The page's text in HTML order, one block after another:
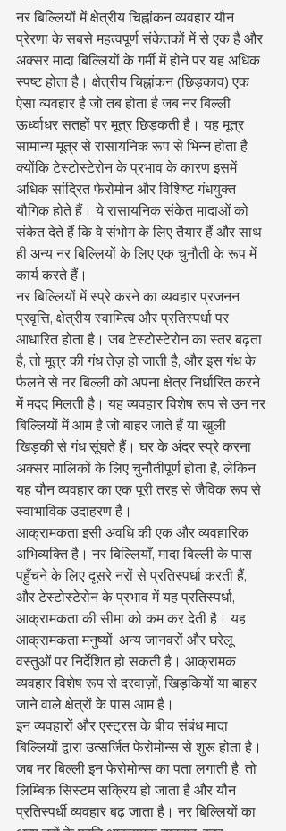
नर बिल्लियों में क्षेत्रीय चिह्नांकन व्यवहार यौन
प्रेरणा के सबसे महत्वपूर्ण संकेतकों में से एक है और
अक्सर मादा बिल्लियों के गर्मी में होने पर यह अधिक
स्पष्ट होता है। क्षेत्रीय चिह्नांकन (छिड़काव) एक
ऐसा व्यवहार है जो तब होता है जब नर बिल्ली
ऊर्ध्वाधर सतहों पर मूत्र छिड़कती है। यह मूत्र
सामान्य मूत्र से रासायनिक रूप से भिन्न होता है
क्योंकि टेस्टोस्टेरोन के प्रभाव के कारण इसमें
अधिक सांद्रित फेरोमोन और विशिष्ट गंधयुक्त
यौगिक होते हैं। ये रासायनिक संकेत मादाओं को
संकेत देते हैं कि वे संभोग के लिए तैयार हैं और साथ
ही अन्य नर बिल्लियों के लिए एक चुनौती के रूप में
कार्य करते हैं।
नर बिल्लियों में स्प्रे करने का व्यवहार प्रजनन
प्रवृत्ति, क्षेत्रीय स्वामित्व और प्रतिस्पर्धा पर
आधारित होता है। जब टेस्टोस्टेरोन का स्तर बढ़ता
है, तो मूत्र की गंध तेज़ हो जाती है, और इस गंध के
फैलने से नर बिल्ली को अपना क्षेत्र निर्धारित करने
में मदद मिलती है। यह व्यवहार विशेष रूप से उन नर
बिल्लियों में आम है जो बाहर जाते हैं या खुली
खिड़की से गंध सूंघते हैं। घर के अंदर स्प्रे करना
अक्सर मालिकों के लिए चुनौतीपूर्ण होता है, लेकिन
यह यौन व्यवहार का एक पूरी तरह से जैविक रूप से
स्वाभाविक उदाहरण है।
आक्रामकता इसी अवधि की एक और व्यवहारिक
अभिव्यक्ति है। नर बिल्लियाँ, मादा बिल्ली के पास
पहुँचने के लिए दूसरे नरों से प्रतिस्पर्धा करती हैं,
और टेस्टोस्टेरोन के प्रभाव में यह प्रतिस्पर्धा,
आक्रामकता की सीमा को कम कर देती है। यह
आक्रामकता मनुष्यों, अन्य जानवरों और घरेलू
वस्तुओं पर निर्देशित हो सकती है। आक्रामक
व्यवहार विशेष रूप से दरवाज़ों, खिड़कियों या बाहर
जाने वाले क्षेत्रों के पास आम है।
इन व्यवहारों और एस्ट्रस के बीच संबंध मादा
बिल्लियों द्वारा उत्सर्जित फेरोमोन्स से शुरू होता है।
जब नर बिल्ली इन फेरोमोन्स का पता लगाती है, तो
लिम्बिक सिस्टम सक्रिय हो जाता है और यौन
प्रतिस्पर्धी व्यवहार बढ़ जाता है। नर बिल्लियों का